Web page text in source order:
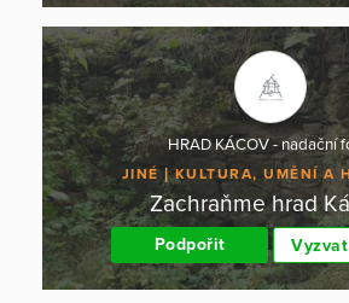
HRAD KÁCOV - nadační
JINÉ KULTURA, UMĚNÍ A
Zachraňme hrad
Podpořit